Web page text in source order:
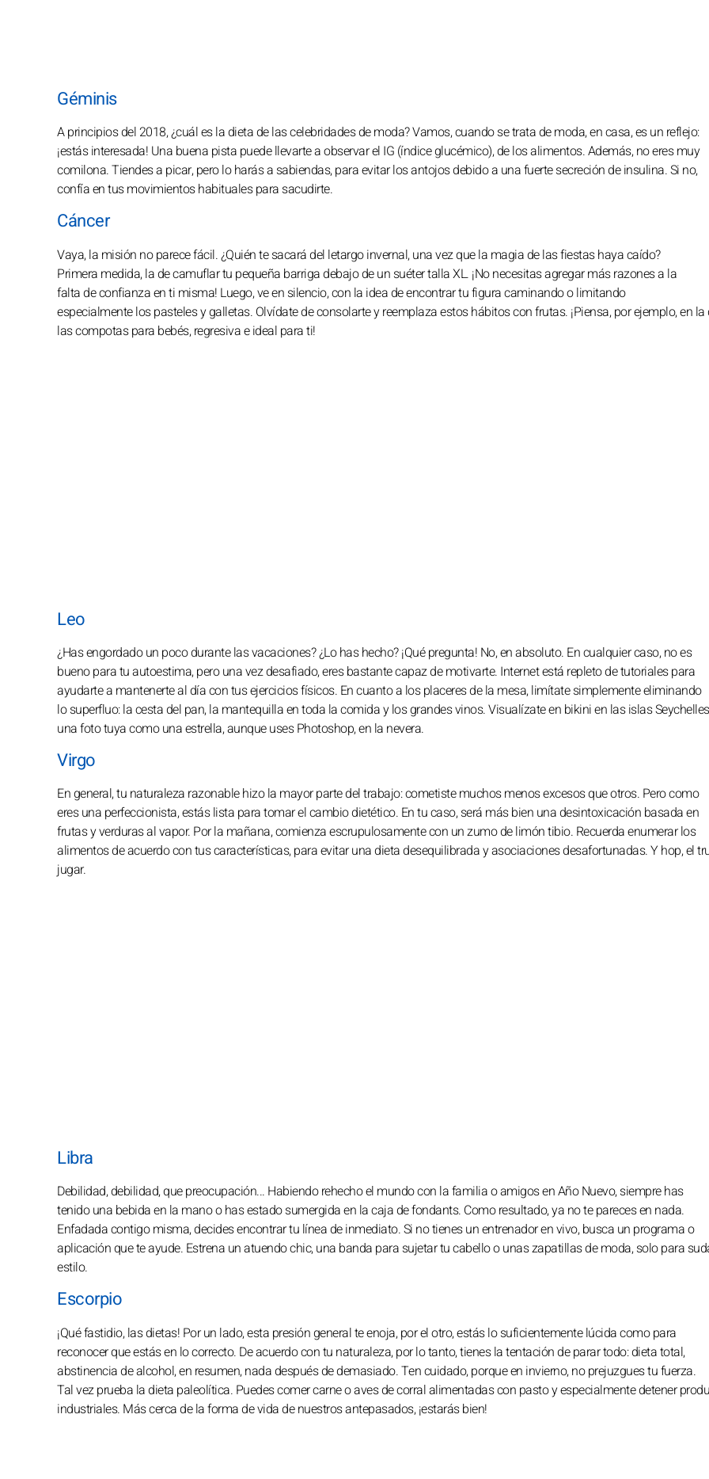
Géminis
A principios del 2018, ¿cuál es la dieta de las celebridades de moda? Vamos, cuando se trata de moda, en casa, es un reflejo:
¡estás interesada! Una buena pista puede llevarte a observar el IG (índice glucémico), de los alimentos. Además, no eres muy
comilona. Tiendes a picar, pero lo harás a sabiendas, para evitar los antojos debido a una fuerte secreción de insulina. Si no,
confía en tus movimientos habituales para sacudirte.
Cáncer
Vaya, la misión no parece fácil. ¿Quién te sacará del letargo invernal, una vez que la magia de las fiestas haya caído?
Primera medida, la de camuflar tu pequeña barriga debajo de un suéter talla XL. ¡No necesitas agregar más razones a la
falta de confianza en ti misma! Luego, ve en silencio, con la idea de encontrar tu figura caminando o limitando
especialmente los pasteles y galletas. Olvídate de consolarte y reemplaza estos hábitos con frutas. ¡Piensa, por ejemplo, en la
las compotas para bebés, regresiva e ideal para ti!
Leo
¿Has engordado un poco durante las vacaciones? ¿Lo has hecho? ¡Qué pregunta! No, en absoluto. En cualquier caso, no es
bueno para tu autoestima, pero una vez desafiado, eres bastante capaz de motivarte. Internet está repleto de tutoriales para
ayudarte a mantenerte al día con tus ejercicios físicos. En cuanto a los placeres de la mesa, limítate simplemente eliminando
lo superfluo: la cesta del pan, la mantequilla en toda la comida y los grandes vinos. Visualízate en bikini en las islas
una foto tuya como una estrella, aunque uses Photoshop, en la nevera.
Virgo
En general, tu naturaleza razonable hizo la mayor parte del trabajo: cometiste muchos menos excesos que otros. Pero como
eres una perfeccionista, estás lista para tomar el cambio dietético. En tu caso, será más bien una desintoxicación basada en
frutas y verduras al vapor. Por la mañana, comienza escrupulosamente con un zumo de limón tibio. Recuerda enumerar los
alimentos de acuerdo con tus características, para evitar una dieta desequilibrada y asociaciones desafortunadas. Y hop, el
jugar.
Libra
Debilidad, debilidad, que preocupación... Habiendo rehecho el mundo con la familia o amigos en Año Nuevo, siempre has
tenido una bebida en la mano o has estado sumergida en la caja de fondants. Como resultado, ya no te pareces en nada.
Enfadada contigo misma, decides encontrar tu línea de inmediato. Si no tienes un entrenador en vivo, busca un programa o
aplicación que te ayude. Estrena un atuendo chic, una banda para sujetar tu cabello o unas zapatillas de moda, solo para
estilo.
Escorpio
¡Qué fastidio, las dietas! Por un lado, esta presión general te enoja, por el otro, estás lo suficientemente lúcida como para
reconocer que estás en lo correcto. De acuerdo con tu naturaleza, por lo tanto, tienes la tentación de parar todo: dieta total,
abstinencia de alcohol, en resumen, nada después de demasiado. Ten cuidado, porque en invierno, no prejuzgues tu fuerza.
Tal vez prueba la dieta paleolítica. Puedes comer carne o aves de corral alimentadas con pasto y especialmente detener
industriales. Más cerca de la forma de vida de nuestros antepasados, ¡estarás bien!